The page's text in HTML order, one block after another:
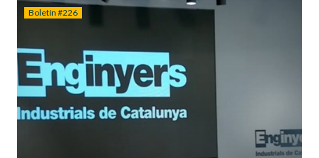
Boletín #226